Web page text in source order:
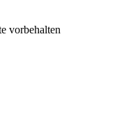
vorbehalten